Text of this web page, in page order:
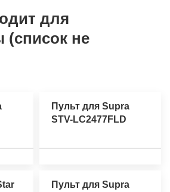
для
(список не
Пульт для Supra
STV-LC2477FLD
Пульт для Supra